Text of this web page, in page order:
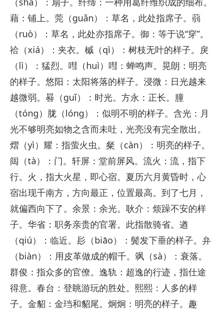
藉：铺上。莞（guǎn）：草名，此处指席子。蒻
（ruò）：草名，此处亦指席子。御：等于说“穿”。
祫（xiá）：夹衣。槭（qì）：树枝无叶的样子。戾
（lì）：猛烈。嘒（huì）嘒：蝉鸣声。晃朗：明亮
的样子。悠阳：太阳将落的样子。浸微：日光越来
越微弱。晷（guǐ）：时光。方永：正长。朣
（tóng）胧（lóng）：似明不明的样子。含光：月
光不够明亮如物之含而未吐，光亮没有完全散出。
熠（yì）耀：指萤火虫。粲（càn）：明亮的样子。
闼（tà）：门。轩屏：堂前屏风。流火：流，指下
行。火，指大火星，即心宿。夏历六月黄昏时，心
宿出现千南方，方向最正，位置最高。到了七月，
就偏西向下了。余景：余光。耿介：烦躁不安的样
子。华省：职务亲贵的官署。此指散骑省。遒
（qiú）：临近。髟（biāo）：鬓发下垂的样子。弁
（biàn）：用皮革做成的帽千。飒（sà）：衰落。
群俊：指众多的官僚。逸轨：超逸的行迹，指仕途
得意。春台：登眺游玩的胜处。熙熙：人多的样
子。金貂：金珰和貂尾。炯炯：明亮的样子。趣